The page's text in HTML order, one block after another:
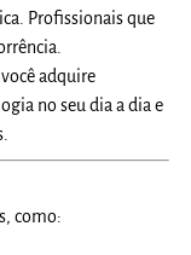
Profissionais que
você adquire
no seu dia a dia e
como: